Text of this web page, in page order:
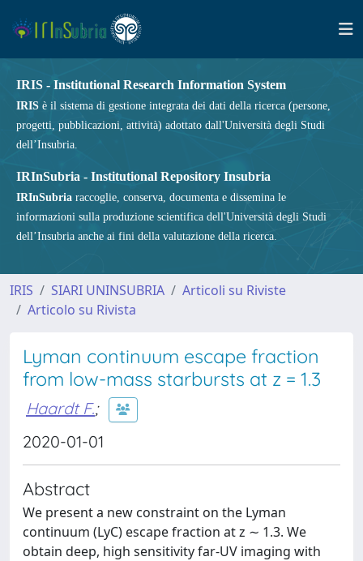
IRIS - Institutional Research Information System
IRIS è il sistema di gestione integrata dei dati della ricerca (persone,
progetti, pubblicazioni, attività) adottato dall'Università degli Studi
dell’Insubria.
IRInSubria - Institutional Repository Insubria
IRInSubria raccoglie, conserva, documenta e dissemina le
informazioni sulla produzione scientifica dell'Università degli Studi
dell’Insubria anche ai fini della valutazione della ricerca.
IRIS SIARI UNINSUBRIA
Articoli su Riviste
Articolo su Rivista
Lyman continuum escape fraction
from low-mass starbursts at z = 1.3
Haardt F.;
2020-01-01
Abstract
We present a new constraint on the Lyman
continuum (LyC) escape fraction at z ∼ 1.3. We
obtain deep, high sensitivity far-UV imaging with